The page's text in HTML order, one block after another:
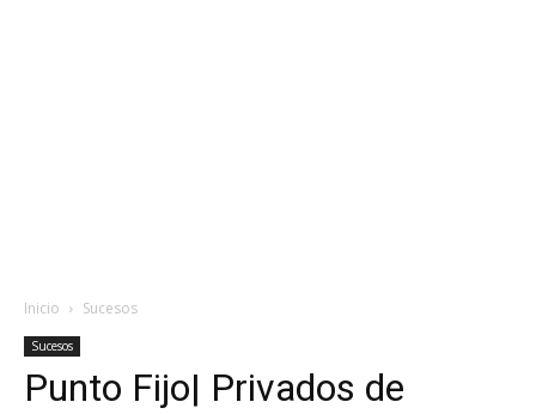
Inicio Sucesos
Sucesos
Punto Fijo| Privados de